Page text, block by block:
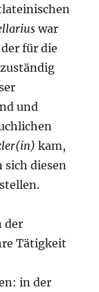
war
für die
und
kam,
sich diesen
der
Tätigkeit
in der